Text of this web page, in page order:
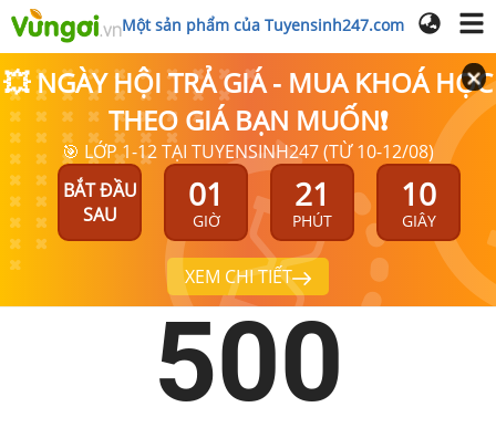
Một sản phẩm của Tuyensinh247.com
💥 NGÀY HỘI TRẢ GIÁ - MUA KHOÁ HỌC
THEO GIÁ BẠN MUỐN❗
🎯 LỚP 1-12 TẠI TUYENSINH247 (TỪ 10-12/08)
BẮT ĐẦU
SAU
01
GIỜ
21
PHÚT
10
GIÂY
XEM CHI TIẾT
500